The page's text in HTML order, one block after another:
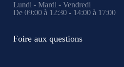
Lundi - Mardi - Vendredi
De 09:00 à 12:30 - 14:00 à 17:00
Foire aux questions